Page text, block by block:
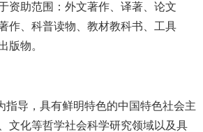
资助范围：外文著作、译著、论文
作、科普读物、教材教科书、工具
版物。
指导，具有鲜明特色的中国特色社会主
文化等哲学社会科学研究领域以及具